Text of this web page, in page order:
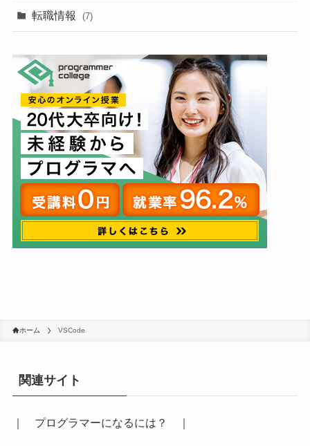
転職情報 (7)
ホーム VSCode
関連サイト
プログラマーになるには？